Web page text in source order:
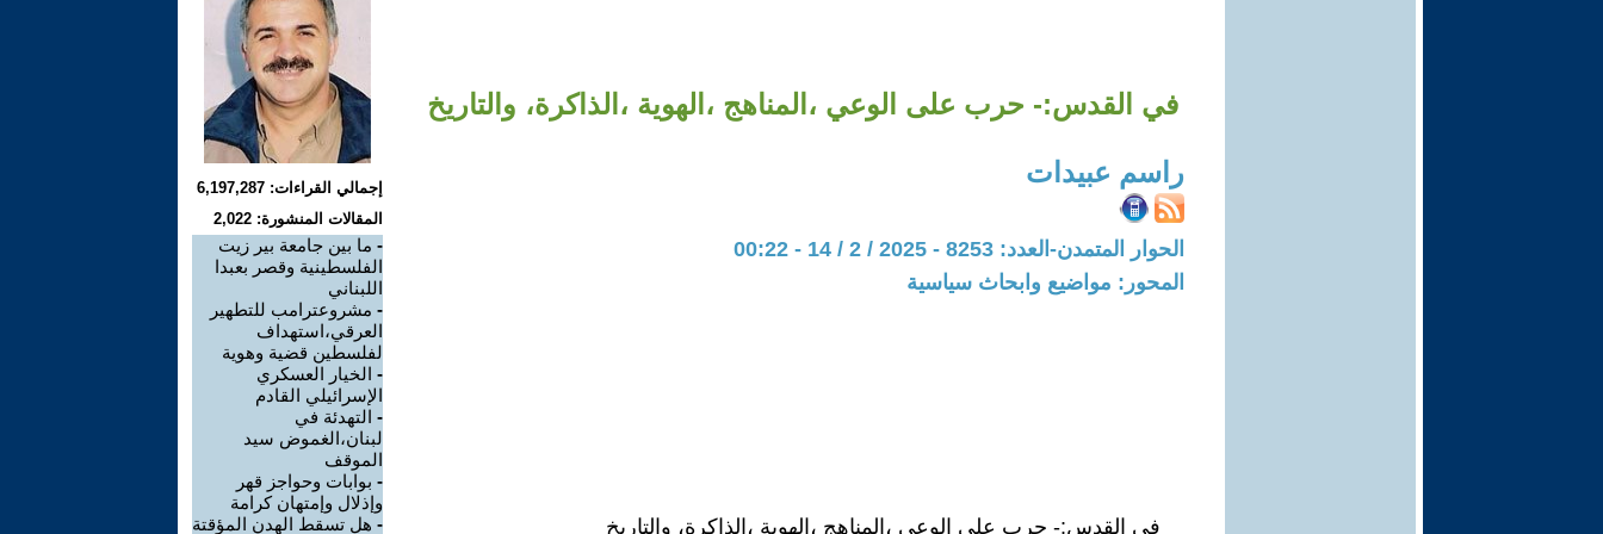
في القدس:- حرب على الوعي ،المناهج ،الهوية ،الذاكرة، والتاريخ
راسم عبيدات
الحوار المتمدن-العدد: 8253 - 2025 / 2 / 14 - 00:22
المحور: مواضيع وابحاث سياسية
في القدس:- حرب على الوعي ،المناهج ،الهوية ،الذاكرة، والتاريخ
إجمالي القراءات: 6,197,287
المقالات المنشورة: 2,022
- ما بين جامعة بير زيت
الفلسطينية وقصر بعبدا
اللبناني
- مشروعترامب للتطهير
العرقي،استهداف
لفلسطين قضية وهوية
- الخيار العسكري
الإسرائيلي القادم
- التهدئة في
لبنان،الغموض سيد
الموقف
- بوابات وحواجز قهر
وإذلال وإمتهان كرامة
- هل تسقط الهدن المؤقتة